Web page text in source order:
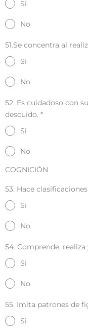
Si
No
51.Se concentra al
Si
No
52. Es cuidadoso con
descuido. *
Si
No
COGNICIÓN
53. Hace
Si
No
54. Comprende,
Si
No
55. Imita patrones de
Si